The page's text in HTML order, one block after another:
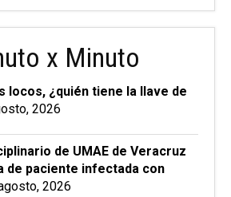
x Minuto
locos, ¿quién tiene la llave de
2026
de UMAE de Veracruz
de paciente infectada con
2026